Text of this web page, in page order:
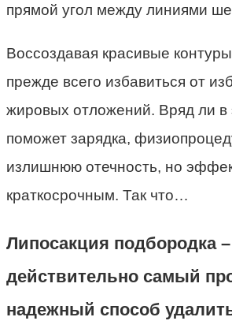
прямой угол между линиями
Воссоздавая красивые
прежде всего избавиться от
жировых отложений. Вряд ли в
поможет зарядка,
излишнюю отечность, но
краткосрочным. Так что…
Липосакция подбородка –
действительно самый
надежный способ